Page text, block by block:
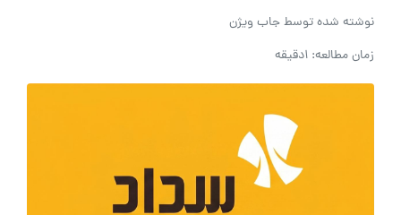
نوشته شده توسطجاب ویژن
زمان مطالعه: 1دقیقه